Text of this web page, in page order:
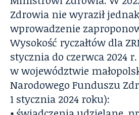
Zdrowia nie wyraził
wprowadzenie
Wysokość ryczałtów dla
stycznia do czerwca 2024 r.
w województwie
Narodowego Funduszu
1 stycznia 2024 roku):